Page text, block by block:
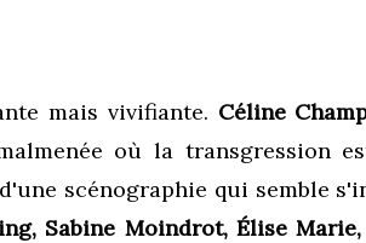
mais vivifiante. Céline
où la transgression
scénographie qui semble
Sabine Moindrot, Élise Marie,